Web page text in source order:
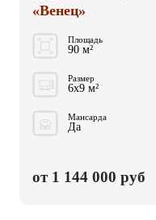
«Венец»
Площадь
90 м²
Размер
6x9 м²
Мансарда
Да
от 1 144 000 руб